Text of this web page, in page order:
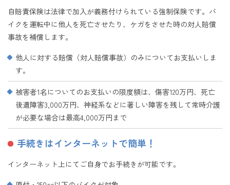
自賠責保険は法律で加入が義務付けられている強制保険です。バ
イクを運転中に他人を死亡させたり、ケガをさせた時の対人賠償
事故を補償します。
他人に対する賠償（対人賠償事故）のみについてお支払いしま
す。
被害者1名についてのお支払いの限度額は、傷害120万円、死亡
後遺障害3,000万円、神経系などに著しい障害を残して常時介護
が必要な場合は最高4,000万円まで
手続きはインターネットで簡単！
インターネット上にてご自身でお手続きが可能です。